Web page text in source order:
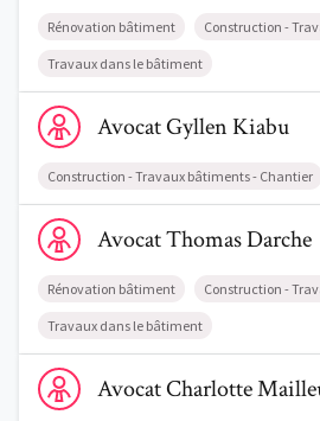
Rénovation bâtiment Construction -
Travaux dans le bâtiment
Voir le profil de AvocatGyllen Kiabu
AvocatGyllen Kiabu
Construction - Travaux bâtiments - Chantier
Voir le profil de AvocatThomas Darche
AvocatThomasDarche
Rénovation bâtiment Construction -
Travaux dans le bâtiment
Voir le profil de AvocatCharlotte
AvocatCharlotte